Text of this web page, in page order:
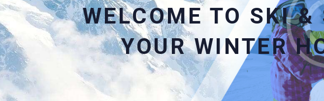
WELCOME TO SKI &
YOUR WINTER